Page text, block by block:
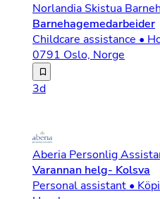
Norlandia Skistua
Barnehagemedarbeider
Childcare assistance •
0791 Oslo, Norge
Vi søker etter deg som
3d
Aberia Personlig
Varannan helg- Kolsva
Personal assistant •